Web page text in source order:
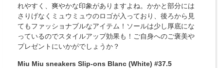
れやすく、爽やかな印象がありますよね。かかと部分には
さりげなくミュウミュウのロゴが入っており、後ろから見
てもファッショナブルなアイテム！ソールは少し厚底にな
っているのでスタイルアップ効果も！ご自身へのご褒美や
プレゼントにいかがでしょうか？
Miu Miu sneakers Slip-ons Blanc (White) #37.5